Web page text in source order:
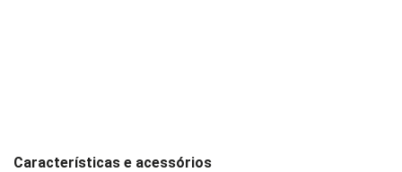
Características e acessórios